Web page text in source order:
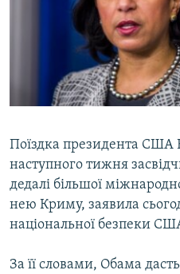
ДЕПОРТАЦІЯ
ВІДЕОУРОКИ «ELIFBE»
СВІДЧЕННЯ ОКУПАЦІЇ
УКРАЇНСЬКА ПРОБЛЕМА КРИМУ
ЯК ОБІЙТИ БЛОКУВАННЯ
Qırımtatar
Усі сайти RFE/RL
Поїздка президента США
наступного тижня
дедалі більшої
нею Криму, заявила
національної безпеки
За її словами, Обама